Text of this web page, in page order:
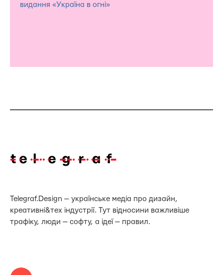
видання «Україна в огні»
Telegraf.Design — українське медіа про дизайн,
креативні&тех індустрії. Тут відносини важливіше
трафіку, люди — софту, а ідеї — правил.